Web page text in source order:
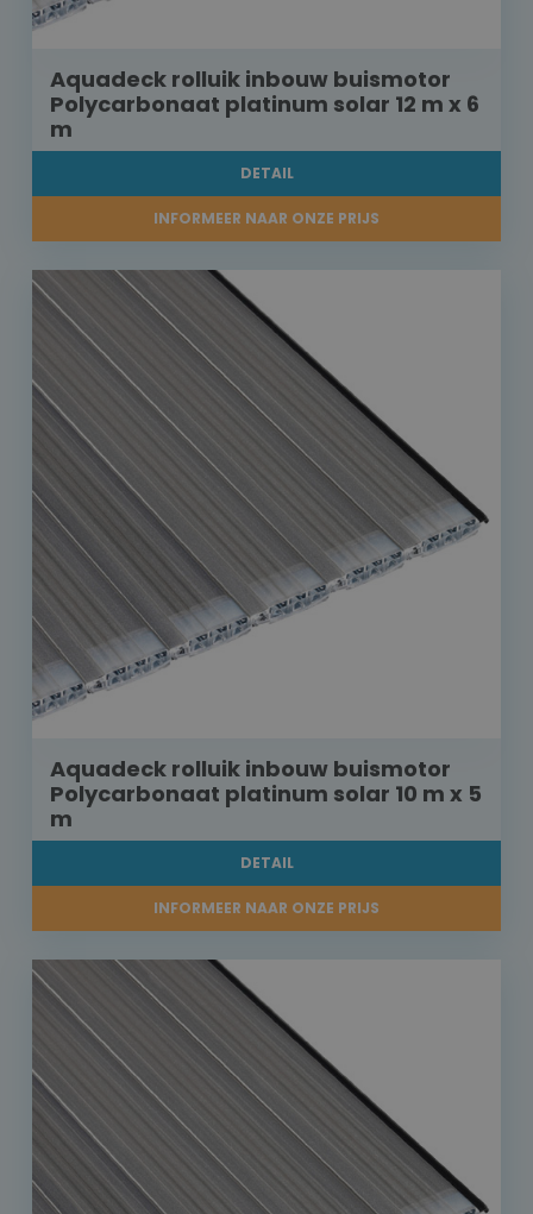
Aquadeck rolluik inbouw buismotor
Polycarbonaat platinum solar 12 m x 6
m
DETAIL
INFORMEER NAAR ONZE PRIJS
Aquadeck rolluik inbouw buismotor
Polycarbonaat platinum solar 10 m x 5
m
DETAIL
INFORMEER NAAR ONZE PRIJS